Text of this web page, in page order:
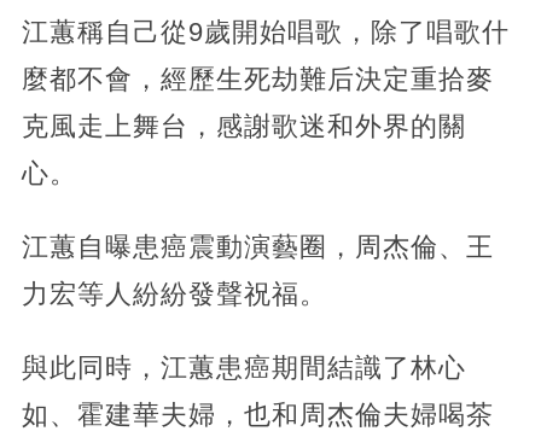
江蕙稱自己從9歲開始唱歌，除了唱歌什
麼都不會，經歷生死劫難后決定重拾麥
克風走上舞台，感謝歌迷和外界的關
心。
江蕙自曝患癌震動演藝圈，周杰倫、王
力宏等人紛紛發聲祝福。
與此同時，江蕙患癌期間結識了林心
如、霍建華夫婦，也和周杰倫夫婦喝茶